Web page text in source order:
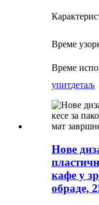
Време
Време
упитдетаљ
Нове
кафе у
обраде,